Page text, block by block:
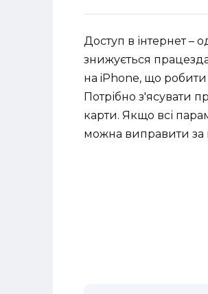
Доступ в інтернет –
знижується
на iPhone, що
Потрібно з'ясувати
карти. Якщо всі
можна виправити за